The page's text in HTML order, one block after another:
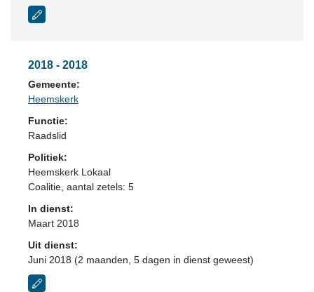
2018 - 2018
Gemeente:
Heemskerk
Functie:
Raadslid
Politiek:
Heemskerk Lokaal
Coalitie , aantal zetels: 5
In dienst:
Maart 2018
Uit dienst:
Juni 2018 (2 maanden, 5 dagen in dienst geweest)